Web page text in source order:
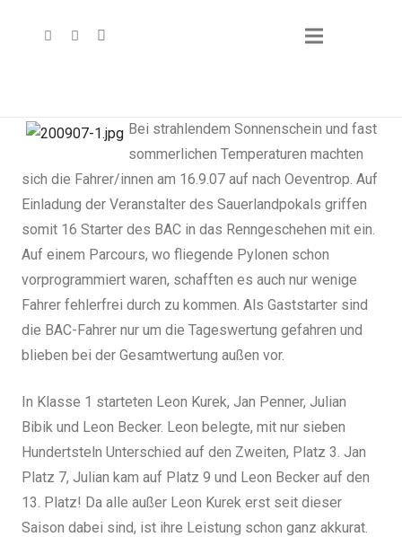
Bei strahlendem Sonnenschein und fast
sommerlichen Temperaturen machten
sich die Fahrer/innen am 16.9.07 auf nach Oeventrop. Auf
Einladung der Veranstalter des Sauerlandpokals griffen
somit 16 Starter des BAC in das Renngeschehen mit ein.
Auf einem Parcours, wo fliegende Pylonen schon
vorprogrammiert waren, schafften es auch nur wenige
Fahrer fehlerfrei durch zu kommen. Als Gaststarter sind
die BAC-Fahrer nur um die Tageswertung gefahren und
blieben bei der Gesamtwertung außen vor.
In Klasse 1 starteten Leon Kurek, Jan Penner, Julian
Bibik und Leon Becker. Leon belegte, mit nur sieben
Hundertsteln Unterschied auf den Zweiten, Platz 3. Jan
Platz 7, Julian kam auf Platz 9 und Leon Becker auf den
13. Platz! Da alle außer Leon Kurek erst seit dieser
Saison dabei sind, ist ihre Leistung schon ganz akkurat.